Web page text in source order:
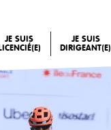
JE SUIS
JE SUIS
DIRIGEANT(E)